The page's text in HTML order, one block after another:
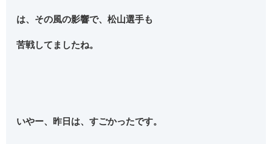
は、その風の影響で、松山選手も
苦戦してましたね。
いやー、昨日は、すごかったです。